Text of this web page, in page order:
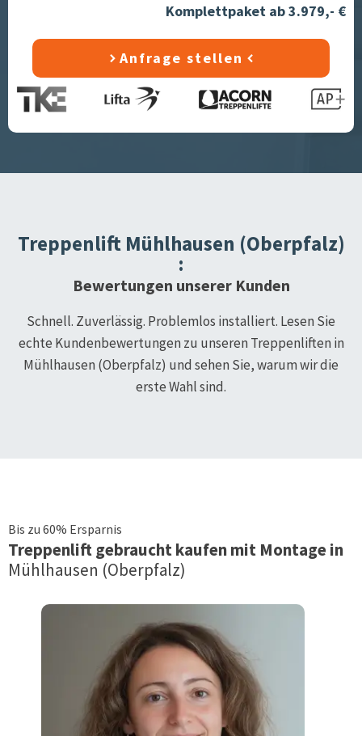
Komplettpaket ab 3.979,- €
Anfrage stellen
Treppenlift Mühlhausen (Oberpfalz)
:
Bewertungen unserer Kunden
Schnell. Zuverlässig. Problemlos installiert. Lesen Sie
echte Kundenbewertungen zu unseren Treppenliften in
Mühlhausen (Oberpfalz) und sehen Sie, warum wir die
erste Wahl sind.
Bis zu 60% Ersparnis
Treppenliftgebraucht kaufen mit Montage in
Mühlhausen (Oberpfalz)